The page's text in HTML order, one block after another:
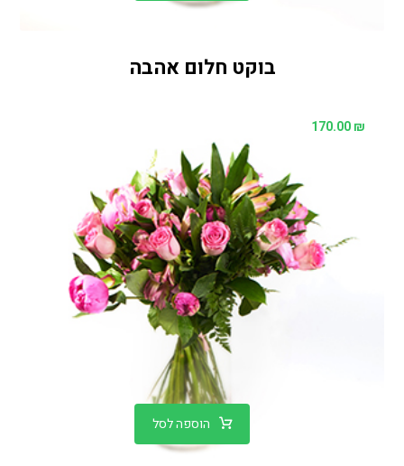
בוקט חלום אהבה
170.00₪
הוספה לסל